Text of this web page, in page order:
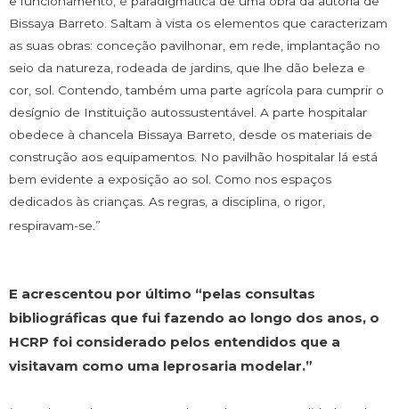
Bissaya Barreto. Saltam à vista os elementos que caracterizam
as suas obras: conceção pavilhonar, em rede, implantação no
seio da natureza, rodeada de jardins, que lhe dão beleza e
cor, sol. Contendo, também uma parte agrícola para cumprir o
desígnio de Instituição autossustentável. A parte hospitalar
obedece à chancela Bissaya Barreto, desde os materiais de
construção aos equipamentos. No pavilhão hospitalar lá está
bem evidente a exposição ao sol. Como nos espaços
dedicados às crianças. As regras, a disciplina, o rigor,
respiravam-se.”
E acrescentou por último “pelas consultas
bibliográficas que fui fazendo ao longo dos anos, o
HCRP foi considerado pelos entendidos que a
visitavam como uma leprosaria modelar.”